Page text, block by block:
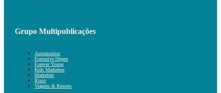
Grupo Multipublicações
Automonitor
Executive Digest
Forever Young
Kids Marketeer
Marketeer
Risco
Viagens & Resorts